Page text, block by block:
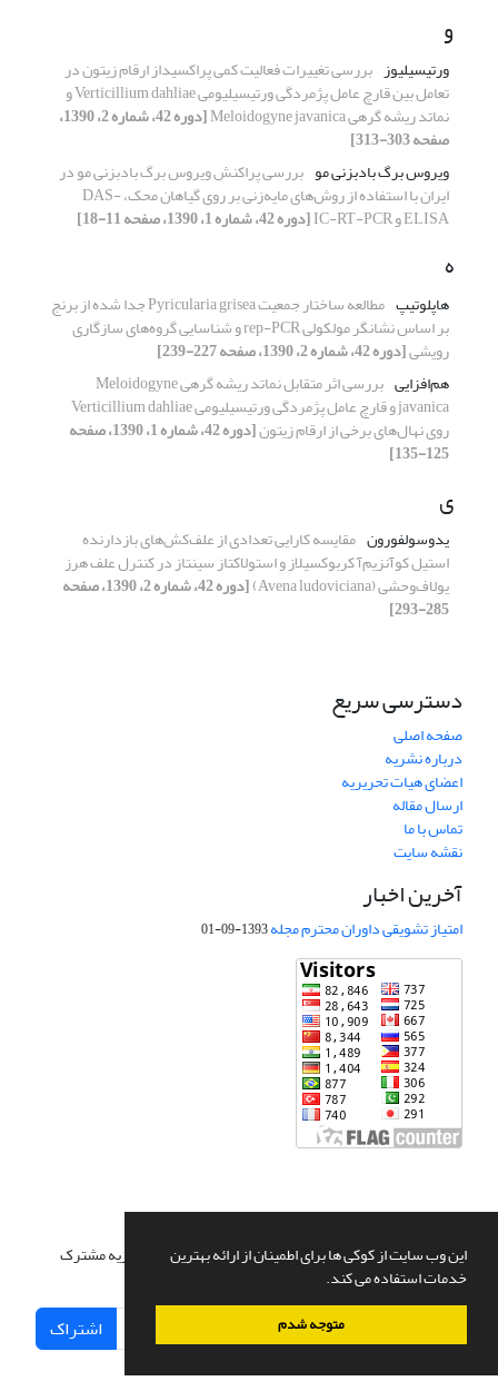
این وب سایت از کوکی ها برای اطمینان از ارائه بهترین
خدمات استفاده می کند.
متوجه شدم
و
ورتیسیلیوز بررسی تغییرات فعالیت کمی پراکسیداز ارقام زیتون در
تعامل بین قارچ عامل پژمردگی ورتیسیلیومی Verticillium dahliae و
نماتد ریشه گرهی Meloidogyne javanica [دوره 42، شماره 2، 1390،
صفحه 303-313]
ویروس برگ بادبزنی مو بررسی پراکنش ویروس برگ بادبزنی مو در
ایران با استفاده از روش‌های مایه‌زنی بر روی گیاهان محک، DAS-
ELISA و IC-RT-PCR [دوره 42، شماره 1، 1390، صفحه 11-18]
ه
هاپلوتیپ مطالعه ساختار جمعیت Pyricularia grisea جدا شده از برنج
بر اساس نشانگر مولکولی rep-PCR و شناسایی گروه‌های سازگاری
رویشی[دوره 42، شماره 2، 1390، صفحه 227-239]
هم‌افزایی
بررسی اثر متقابل نماتد ریشه گرهی Meloidogyne
javanica و قارچ عامل پژمردگی ورتیسیلیومی Verticillium dahliae
روی نهال‌های برخی از ارقام زیتون [دوره 42، شماره 1، 1390، صفحه
125-135]
ی
یدوسولفورون مقایسه کارایی تعدادی از علف‌کش‌های بازدارنده
استیل کوآنزیم‌آ کربوکسیلاز و استولاکتاز سینتاز در کنترل علف هرز
یولاف‌وحشی (Avena ludoviciana) [دوره 42، شماره 2، 1390، صفحه
285-293]
دسترسی سریع
صفحه اصلی
درباره نشریه
اعضای هیات تحریریه
ارسال مقاله
تماس با ما
نقشه سایت
آخرین اخبار
امتیاز تشویقی داوران محترم مجله1393-09-01
اشتراک خبرنامه
برای دریافت اخبار و اطلاعیه های مهم نشریه در خبرنامه نشریه مشترک
شوید.
اشتراک